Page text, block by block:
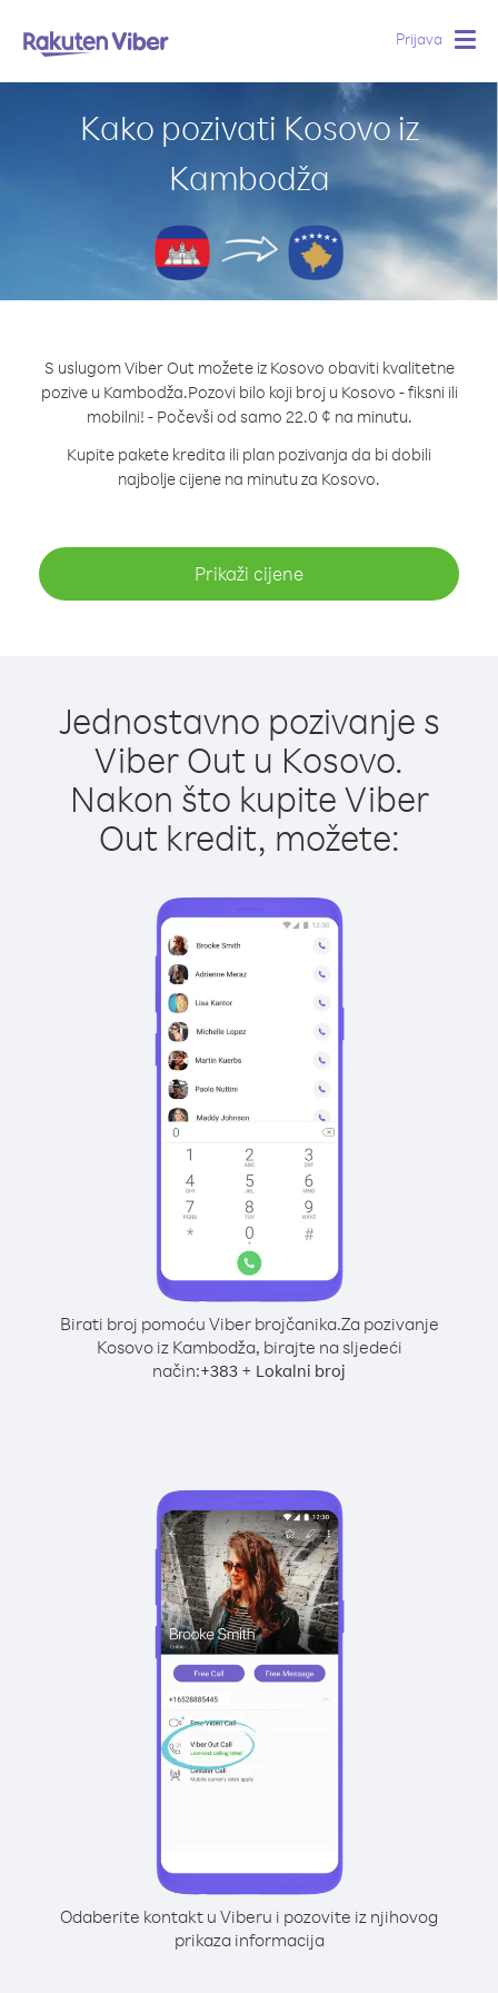
Prijava
Kako pozivati Kosovo iz
Kambodža
S uslugom Viber Out možete iz Kosovo obaviti kvalitetne
pozive u Kambodža.Pozovi bilo koji broj u Kosovo - fiksni ili
mobilni! - Počevši od samo 22.0 ¢ na minutu.
Kupite pakete kredita ili plan pozivanja da bi dobili
najbolje cijene na minutu za Kosovo.
Prikaži cijene
Jednostavno pozivanje s
Viber Out u Kosovo.
Nakon što kupite Viber
Out kredit, možete:
Birati broj pomoću Viber brojčanika.Za pozivanje
Kosovo iz Kambodža, birajte na sljedeći
način:+383 + Lokalni broj
Odaberite kontakt u Viberu i pozovite iz njihovog
prikaza informacija